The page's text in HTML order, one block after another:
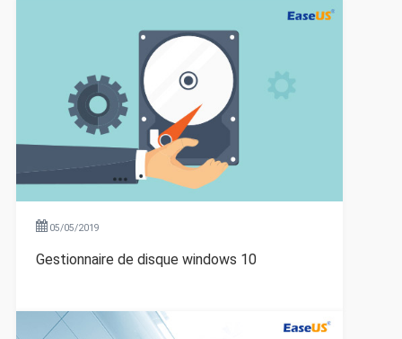
05/05/2019
Gestionnaire de disque windows 10